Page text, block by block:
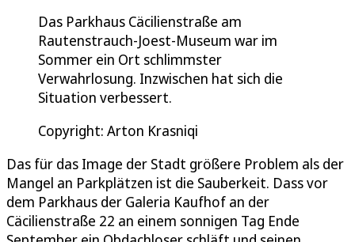
Das Parkhaus Cäcilienstraße am
Rautenstrauch-Joest-Museum war im
Sommer ein Ort schlimmster
Verwahrlosung. Inzwischen hat sich die
Situation verbessert.
Copyright: Arton Krasniqi
Das für das Image der Stadt größere Problem als der
Mangel an Parkplätzen ist die Sauberkeit. Dass vor
dem Parkhaus der Galeria Kaufhof an der
Cäcilienstraße 22 an einem sonnigen Tag Ende